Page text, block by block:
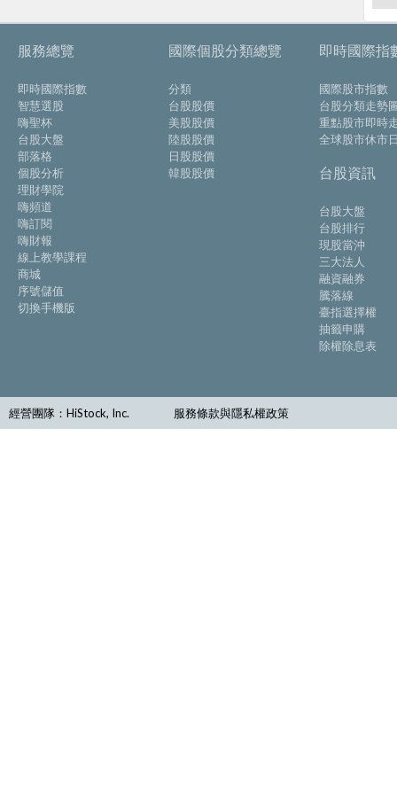
服務總覽
即時國際指數
智慧選股
嗨聖杯
台股大盤
部落格
個股分析
理財學院
嗨頻道
嗨訂閱
嗨財報
線上教學課程
商城
序號儲值
切換手機版
國際個股分類總覽
分類
台股股價
美股股價
陸股股價
日股股價
韓股股價
即時國際指
國際股市指數
台股分類走勢
重點股市即時
全球股市休市
台股資訊
台股大盤
台股排行
現股當沖
三大法人
融資融券
騰落線
臺指選擇權
抽籤申購
除權除息表
經營團隊：HiStock, Inc. 服務條款與隱私權政策